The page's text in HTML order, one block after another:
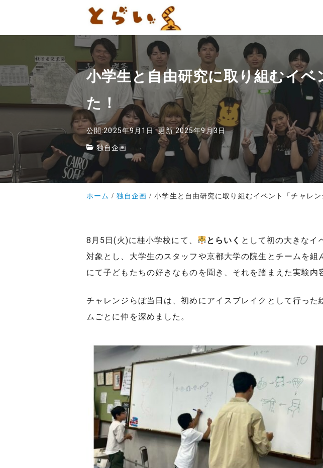
小学生と自由研究に取り組むイ
た！
公開:2025年9月1日 更新:2025年9月3日
独自企画
ホーム 独自企画 小学生と自由研究に取り組むイベント「チャレン
8月5日(火)に桂小学校にて、 とらいく として初の大きなイ
対象とし、大学生のスタッフや京都大学の院生とチームを
にて子どもたちの好きなものを聞き、それを踏まえた実験内
チャレンジらぼ当日は、初めにアイスブレイクとして行っ
ムごとに仲を深めました。